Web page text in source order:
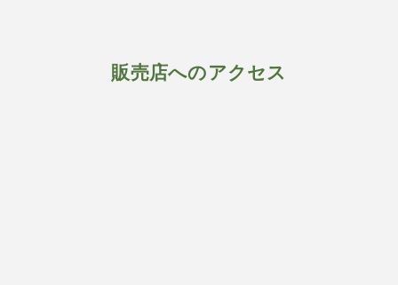
販売店へのアクセス